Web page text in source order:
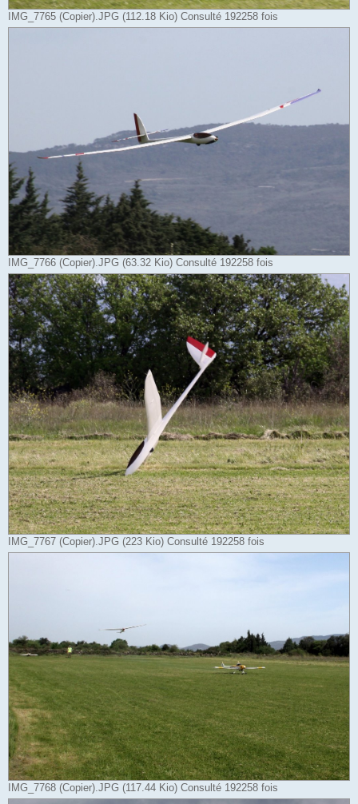
IMG_7765 (Copier).JPG (112.18 Kio) Consulté 192258 fois
IMG_7766 (Copier).JPG (63.32 Kio) Consulté 192258 fois
IMG_7767 (Copier).JPG (223 Kio) Consulté 192258 fois
IMG_7768 (Copier).JPG (117.44 Kio) Consulté 192258 fois